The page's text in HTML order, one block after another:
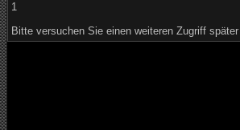
1
Bitte versuchen Sie einen weiteren Zugriff